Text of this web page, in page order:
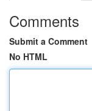
Comments
Submit a Comment
No HTML